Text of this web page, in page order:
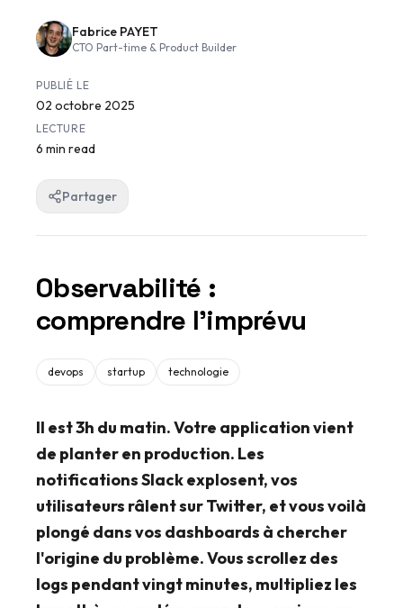
Observabilité :
comprendre l'imprévu
devops startup technologie
Il est 3h du matin. Votre application vient
de planter en production. Les
notifications Slack explosent, vos
utilisateurs râlent sur Twitter, et vous voilà
plongé dans vos dashboards à chercher
l'origine du problème. Vous scrollez des
logs pendant vingt minutes, multipliez les
Fabrice PAYET
CTO Part-time & Product Builder
PUBLIÉ LE
02 octobre 2025
LECTURE
6 min read
Partager